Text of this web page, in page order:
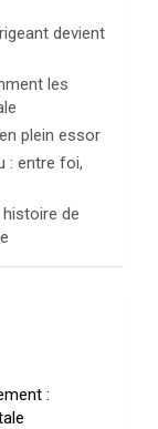
devient
les
plein essor
: entre foi,
histoire de
: